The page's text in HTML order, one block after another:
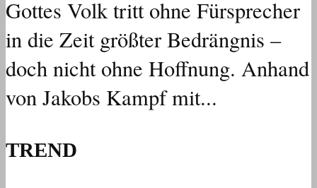
Gottes Volk tritt ohne Fürsprecher
in die Zeit größter Bedrängnis –
doch nicht ohne Hoffnung. Anhand
von Jakobs Kampf mit...
TREND